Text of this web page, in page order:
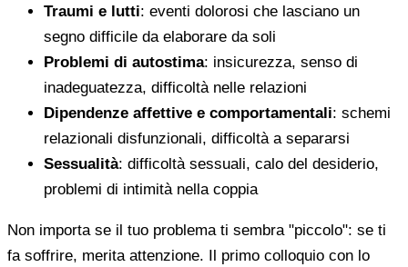
Traumi e lutti: eventi dolorosi che lasciano un
segno difficile da elaborare da soli
Problemi di autostima: insicurezza, senso di
inadeguatezza, difficoltà nelle relazioni
Dipendenze affettive e comportamentali: schemi
relazionali disfunzionali, difficoltà a separarsi
Sessualità: difficoltà sessuali, calo del desiderio,
problemi di intimità nella coppia
Non importa se il tuo problema ti sembra "piccolo": se ti
fa soffrire, merita attenzione. Il primo colloquio con lo